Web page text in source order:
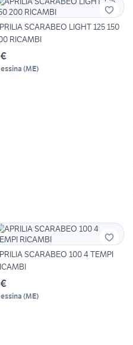
SCARABEO LIGHT 125 150
RICAMBI
(ME)
SCARABEO 100 4 TEMPI
(ME)